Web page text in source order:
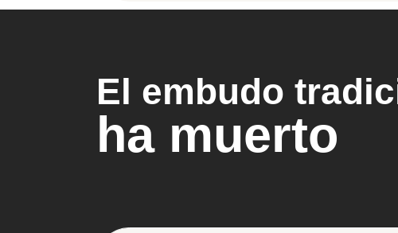
El embudo
ha muerto